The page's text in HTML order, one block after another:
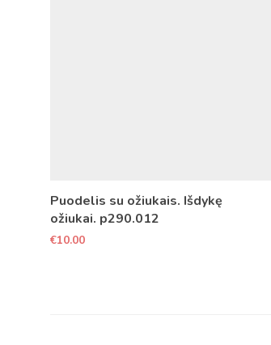
Puodelis su ožiukais. Išdykę
ožiukai. p290.012
€10.00